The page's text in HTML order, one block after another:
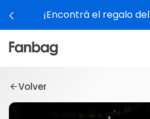
¡Encontrá el regalo
Volver